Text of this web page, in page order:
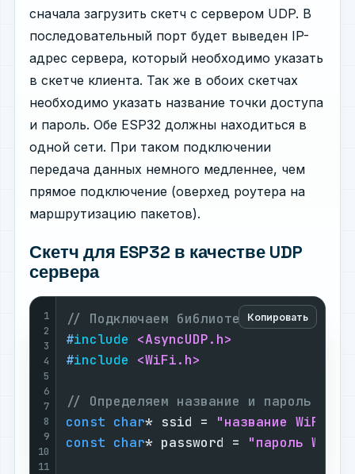
сначала загрузить скетч с сервером UDP. В
последовательный порт будет выведен IP-
адрес сервера, который необходимо указать
в скетче клиента. Так же в обоих скетчах
необходимо указать название точки доступа
и пароль. Обе ESP32 должны находиться в
одной сети. При таком подключении
передача данных немного медленнее, чем
прямое подключение (оверхед роутера на
маршрутизацию пакетов).
Скетч для ESP32 в качестве UDP
сервера
Копировать
1
2
3
4
5
6
7
8
9
10
11
// Подключаем библиотеки
#include <AsyncUDP.h>
#include <WiFi.h>
// Определяем название и пароль
const char* ssid = "название WiFi"
const char* password = "пароль WiFi"